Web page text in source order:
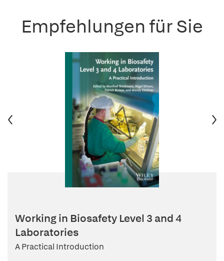
Empfehlungen für Sie
Working in Biosafety Level 3 and 4
Laboratories
A Practical Introduction